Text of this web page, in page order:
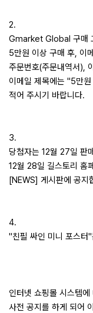
2.
Gmarket Global 구매
5만원 이상 구매 후,
주문번호(주문내역서),
이메일 제목에는 "5만
적어 주시기 바랍니다.
3.
당첨자는 12월 27일 판
12월 28일 길스토리 홈
[NEWS] 게시판에 공지
4.
"친필 싸인 미니 포스터
인터넷 쇼핑몰 시스템
사전 공지를 하게 되어